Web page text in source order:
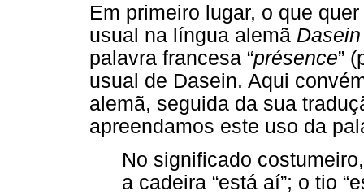
Em primeiro lugar, o que
usual na língua alemã Dasein
palavra francesa “présence”
usual de Dasein. Aqui
alemã, seguida da sua
apreendamos este uso da
No significado
a cadeira “está aí”; o tio